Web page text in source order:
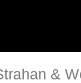
&